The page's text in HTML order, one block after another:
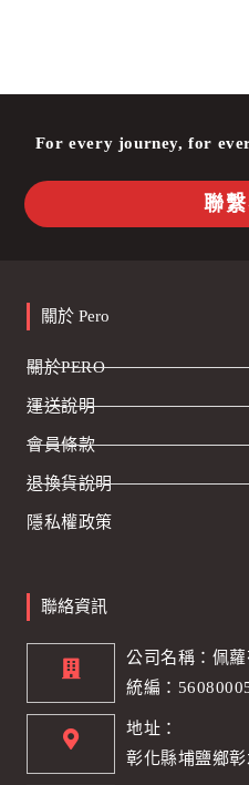
For every journey, for
聯
關於 Pero
關於PERO
運送說明
會員條款
退換貨說明
隱私權政策
聯絡資訊
公司名稱：佩蘿
統編：
地址：
彰化縣埔鹽鄉